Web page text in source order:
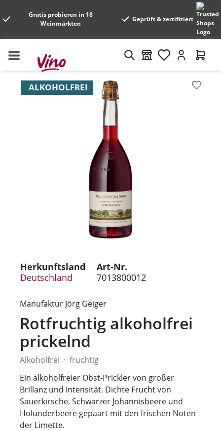
Gratis probieren in 18
Weinmärkten
Geprüft & zertifiziert
ALKOHOLFREI
Bildergalerie überspringen
Herkunftsland
Deutschland
Art-Nr.
7013800012
Manufaktur Jörg Geiger
Rotfruchtig alkoholfrei
prickelnd
Alkoholfrei
fruchtig
Ein alkoholfreier Obst-Prickler von großer
Brillanz und Intensität. Dichte Frucht von
Sauerkirsche, Schwarzer Johannisbeere und
Holunderbeere gepaart mit den frischen Noten
der Limette.